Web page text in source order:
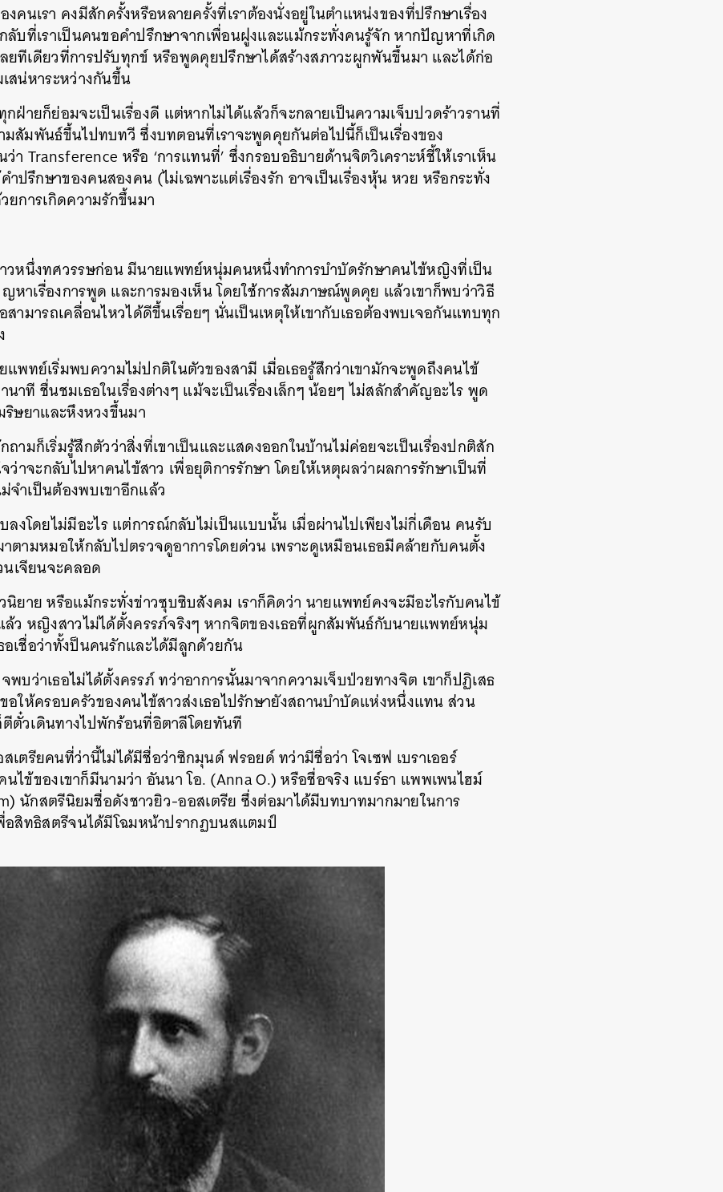
คนเรา คงมีสักครั้งหรือหลายครั้งที่เราต้องนั่งอยู่ในตำแหน่งของที่ปรึกษาเรื่อง
ลับที่เราเป็นคนขอคำปรึกษาจากเพื่อนฝูงและแม้กระทั่งคนรู้จัก หากปัญหาที่เกิด
ยทีเดียวที่การปรับทุกข์ หรือพูดคุยปรึกษาได้สร้างสภาวะผูกพันขึ้นมา และได้ก่อ
สน่หาระหว่างกันขึ้น
ฝ่ายก็ย่อมจะเป็นเรื่องดี แต่หากไม่ได้แล้วก็จะกลายเป็นความเจ็บปวดร้าวรานที่
มสัมพันธ์ขึ้นไปทบทวี ซึ่งบทตอนที่เราจะพูดคุยกันต่อไปนี้ก็เป็นเรื่องของ
า Transference หรือ ‘การแทนที่’ ซึ่งกรอบอธิบายด้านจิตวิเคราะห์ชี้ให้เราเห็น
ำปรึกษาของคนสองคน (ไม่เฉพาะแต่เรื่องรัก อาจเป็นเรื่องหุ้น หวย หรือกระทั่ง
การเกิดความรักขึ้นมา
วหนึ่งทศวรรษก่อน มีนายแพทย์หนุ่มคนหนึ่งทำการบำบัดรักษาคนไข้หญิงที่เป็น
าเรื่องการพูด และการมองเห็น โดยใช้การสัมภาษณ์พูดคุย แล้วเขาก็พบว่าวิธี
สามารถเคลื่อนไหวได้ดีขึ้นเรื่อยๆ นั่นเป็นเหตุให้เขากับเธอต้องพบเจอกันแทบทุก
แพทย์เริ่มพบความไม่ปกติในตัวของสามี เมื่อเธอรู้สึกว่าเขามักจะพูดถึงคนไข้
าที ชื่นชมเธอในเรื่องต่างๆ แม้จะเป็นเรื่องเล็กๆ น้อยๆ ไม่สลักสำคัญอะไร พูด
ริษยาและหึงหวงขึ้นมา
ถามก็เริ่มรู้สึกตัวว่าสิ่งที่เขาเป็นและแสดงออกในบ้านไม่ค่อยจะเป็นเรื่องปกติสัก
ว่าจะกลับไปหาคนไข้สาว เพื่อยุติการรักษา โดยให้เหตุผลว่าผลการรักษาเป็นที่
จำเป็นต้องพบเขาอีกแล้ว
บลงโดยไม่มีอะไร แต่การณ์กลับไม่เป็นแบบนั้น เมื่อผ่านไปเพียงไม่กี่เดือน คนรับ
ตามหมอให้กลับไปตรวจดูอาการโดยด่วน เพราะดูเหมือนเธอมีคล้ายกับคนตั้ง
เจียนจะคลอด
นิยาย หรือแม้กระทั่งข่าวซุบซิบสังคม เราก็คิดว่า นายแพทย์คงจะมีอะไรกับคนไข้
ว หญิงสาวไม่ได้ตั้งครรภ์จริงๆ หากจิตของเธอที่ผูกสัมพันธ์กับนายแพทย์หนุ่ม
อเชื่อว่าทั้งป็นคนรักและได้มีลูกด้วยกัน
บว่าเธอไม่ได้ตั้งครรภ์ ทว่าอาการนั้นมาจากความเจ็บป่วยทางจิต เขาก็ปฏิเสธ
อให้ครอบครัวของคนไข้สาวส่งเธอไปรักษายังสถานบำบัดแห่งหนึ่งแทน ส่วน
ตั๋วเดินทางไปพักร้อนที่อิตาลีโดยทันที
เตรียคนที่ว่านี้ไม่ได้มีชื่อว่าซิกมุนด์ ฟรอยด์ ทว่ามีชื่อว่า โจเซฟ เบราเออร์
ไข้ของเขาก็มีนามว่า อันนา โอ. (Anna O.) หรือชื่อจริง แบร์ธา แพพเพนไฮม์
นักสตรีนิยมชื่อดังชาวยิว-ออสเตรีย ซึ่งต่อมาได้มีบทบาทมากมายในการ
อสิทธิสตรีจนได้มีโฉมหน้าปรากฏบนสแตมป์
หา
SHARE TWEET